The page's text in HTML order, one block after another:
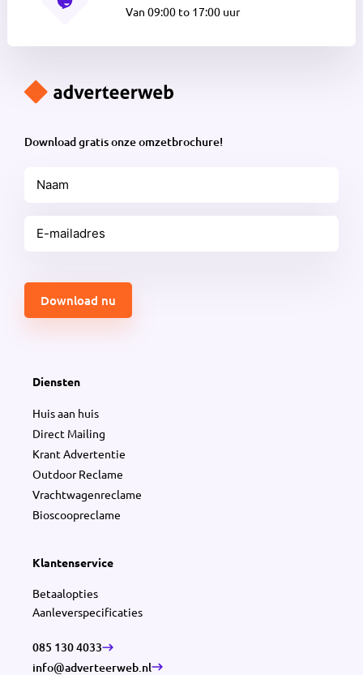
Van 09:00 to 17:00 uur
Download gratis onze omzetbrochure!
mailadres
Diensten
Huis aan huis
Direct Mailing
Krant Advertentie
Outdoor Reclame
Vrachtwagenreclame
Bioscoopreclame
Klantenservice
Betaalopties
Aanleverspecificaties
085 130 4033
info@adverteerweb.nl